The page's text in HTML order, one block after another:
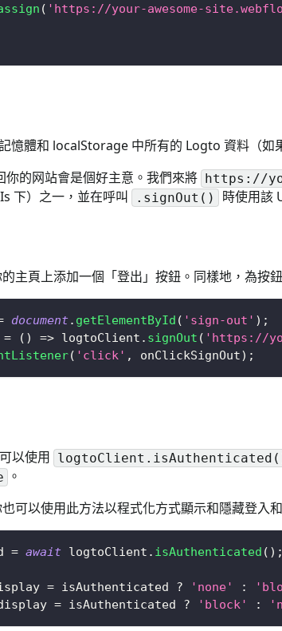
( 'https://your-awesome-
憶體和 localStorage 中所有的 Logto 資料（如
的网站會是個好主意。我們來將 https://
下）之一，並在呼叫
.signOut() 時使用該
主頁上添加一個「登出」按鈕。同樣地，為
document. getElementById ( 'sign-out' ) ;
= ( ) => logtoClient . signOut ( 'https://
( 'click' , onClickSignOut) ;
以使用
。
可以使用此方法以程式化方式顯示和隱藏登入
= await logtoClient . isAuthenticated ( ) ;
= isAuthenticated ? 'none' :
= isAuthenticated ? 'block' :